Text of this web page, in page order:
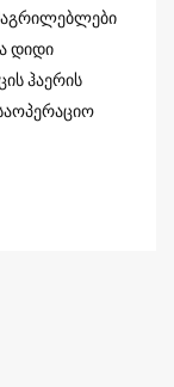
დიდი
ჰაერის